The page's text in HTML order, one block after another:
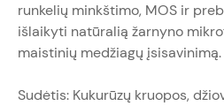
runkelių minkštimo, MOS ir
išlaikyti natūralią žarnyno
maistinių medžiagų įsisavinimą.
Sudėtis: Kukurūzų kruopos,